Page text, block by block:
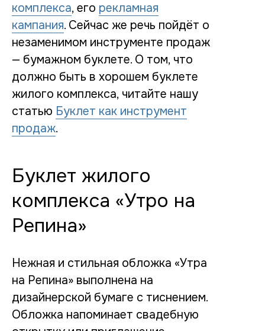
комплекса, его рекламная
кампания. Сейчас же речь пойдёт о
незаменимом инструменте продаж
— бумажном буклете. О том, что
должно быть в хорошем буклете
жилого комплекса, читайте нашу
статью Буклет как инструмент
продаж.
Буклет жилого
комплекса «Утро на
Репина»
Нежная и стильная обложка «Утра
на Репина» выполнена на
дизайнерской бумаге с тиснением.
Обложка напоминает свадебную